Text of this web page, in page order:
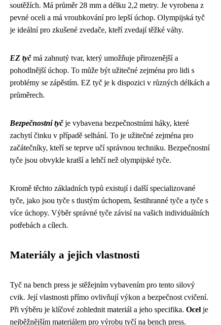
soutěžích. Má průměr 28 mm a délku 2,2 metry. Je vyrobena z
pevné oceli a má vroubkování pro lepší úchop. Olympijská tyč
je ideální pro zkušené zvedače, kteří zvedají těžké váhy.
EZ tyčmá zahnutý tvar, který umožňuje přirozenější a
pohodlnější úchop. To může být užitečné zejména pro lidi s
problémy se zápěstím. EZ tyč je k dispozici v různých délkách a
průměrech.
Bezpečnostní tyčje vybavena bezpečnostními háky, které
zachytí činku v případě selhání. To je užitečné zejména pro
začátečníky, kteří se teprve učí správnou techniku. Bezpečnostní
tyče jsou obvykle kratší a lehčí než olympijské tyče.
Kromě těchto základních typů existují i ​​další specializované
tyče, jako jsou tyče s tlustým úchopem, šestihranné tyče a tyče s
více úchopy. Výběr správné tyče závisí na vašich individuálních
potřebách a cílech.
Materiály a jejich vlastnosti
Tyč na bench press je stěžejním vybavením pro tento silový
cvik. Její vlastnosti přímo ovlivňují výkon a bezpečnost cvičení.
Při výběru je klíčové zohlednit materiál a jeho specifika. Ocel je
nejběžnějším materiálem pro výrobu tyčí na bench press.